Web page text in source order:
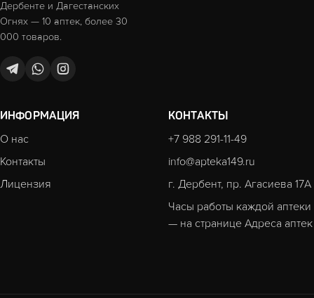
Дербенте и Дагестанских
Огнях — 10 аптек, более 30
000 товаров.
ИНФОРМАЦИЯ
О нас
Контакты
Лицензия
КОНТАКТЫ
+7 988 291-11-49
info@apteka149.ru
г. Дербент, пр. Агасиева 17А
Часы работы каждой аптеки
— на странице Адреса аптек